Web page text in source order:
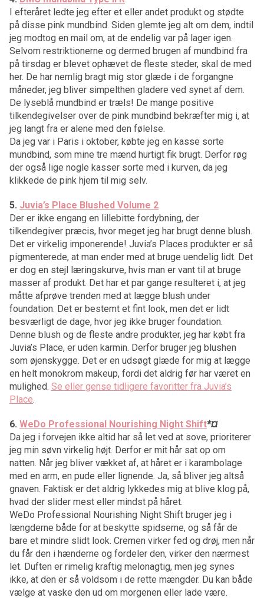
I efteråret ledte jeg efter et eller andet produkt og stødte
på disse pink mundbind. Siden glemte jeg alt om dem, indtil
jeg modtog en mail om, at de endelig var på lager igen.
Selvom restriktionerne og dermed brugen af mundbind fra
på tirsdag er blevet ophævet de fleste steder, skal de med
her. De har nemlig bragt mig stor glæde i de forgangne
måneder, jeg bliver simpelthen gladere ved synet af dem.
De lyseblå mundbind er træls! De mange positive
tilkendegivelser over de pink mundbind bekræfter mig i, at
jeg langt fra er alene med den følelse.
Da jeg var i Paris i oktober, købte jeg en kasse sorte
mundbind, som mine tre mænd hurtigt fik brugt. Derfor røg
der også lige nogle kasser sorte med i kurven, da jeg
klikkede de pink hjem til mig selv.
5. Juvia’s Place Blushed Volume 2
Der er ikke engang en lillebitte fordybning, der
tilkendegiver præcis, hvor meget jeg har brugt denne blush.
Det er virkelig imponerende! Juvia’s Places produkter er så
pigmenterede, at man ender med at bruge uendelig lidt. Det
er dog en stejl læringskurve, hvis man er vant til at bruge
masser af produkt. Det har et par gange resulteret i, at jeg
måtte afprøve trenden med at lægge blush under
foundation. Det er bestemt et fint look, men det er lidt
besværligt de dage, hvor jeg ikke bruger foundation.
Denne blush og de fleste andre produkter, jeg har købt fra
Juvia’s Place, er uden karmin. Derfor bruger jeg blushen
som øjenskygge. Det er en udsøgt glæde for mig at lægge
en helt monokrom makeup, fordi det aldrig før har været en
mulighed. Se eller gense tidligere favoritter fra Juvia’s
Place.
6. WeDo Professional Nourishing Night Shift*¤
Da jeg i forvejen ikke altid har så let ved at sove, prioriterer
jeg min søvn virkelig højt. Derfor er mit hår sat op om
natten. Når jeg bliver vækket af, at håret er i karambolage
med en arm, en pude eller lignende. Ja, så bliver jeg altså
gnaven. Faktisk er det aldrig lykkedes mig at blive klog på,
hvad der slider mest eller mindst på håret.
WeDo Professional Nourishing Night Shift bruger jeg i
længderne både for at beskytte spidserne, og så får de
bare et mindre slidt look. Cremen virker fed og drøj, men når
du får den i hænderne og fordeler den, virker den nærmest
let. Duften er rimelig kraftig melonagtig, men jeg synes
ikke, at den er så voldsom i de rette mængder. Du kan både
vælge at vaske den ud om morgenen eller lade være.